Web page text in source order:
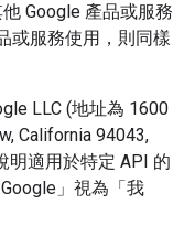
Google 產品或服務
或服務使用，則同樣
LLC (地址為 1600
California 94043,
明適用於特定 API 的
」視為「我